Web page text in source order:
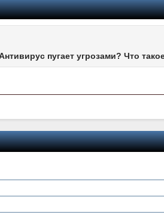
пугает угрозами? Что